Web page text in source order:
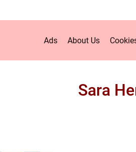
Ads About Us
Sara